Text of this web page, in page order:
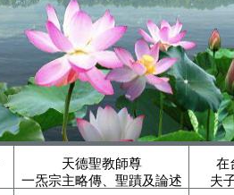
天德聖教師尊
一炁宗主略傳、聖蹟及論述
在
夫